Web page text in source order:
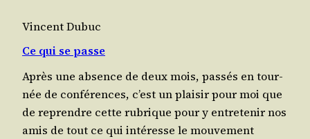
Vincent Dubuc
Ce qui se passe
Après une absence de deux mois, pas­sés en tour­
née de confé­rences, c’est un plai­sir pour moi que
de reprendre cette rubrique pour y entre­te­nir nos
amis de tout ce qui inté­resse le mou­ve­ment